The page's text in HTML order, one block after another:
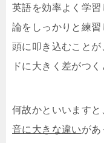
英語を効率よく学
論をしっかりと練習
頭に叩き込むこと
ドに大きく差がつく
何故かといいますと
音に大きな違いがあ